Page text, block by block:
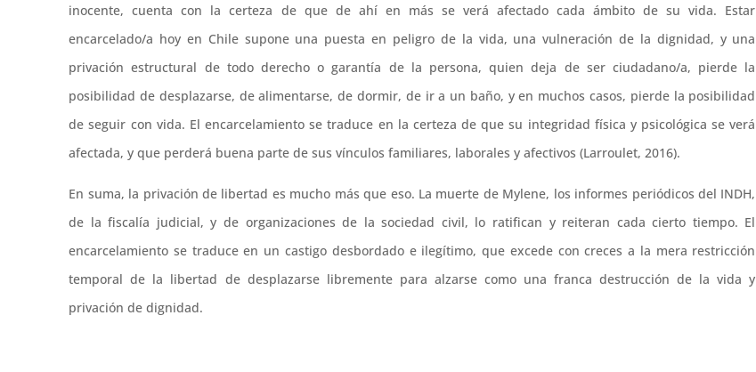
inocente, cuenta con la certeza de que de ahí en más se verá afectado cada ámbito de su vida. Estar
encarcelado/a hoy en Chile supone una puesta en peligro de la vida, una vulneración de la dignidad, y una
privación estructural de todo derecho o garantía de la persona, quien deja de ser ciudadano/a, pierde la
posibilidad de desplazarse, de alimentarse, de dormir, de ir a un baño, y en muchos casos, pierde la posibilidad
de seguir con vida. El encarcelamiento se traduce en la certeza de que su integridad física y psicológica se verá
afectada, y que perderá buena parte de sus vínculos familiares, laborales y afectivos (Larroulet, 2016).
En suma, la privación de libertad es mucho más que eso. La muerte de Mylene, los informes periódicos del INDH,
de la fiscalía judicial, y de organizaciones de la sociedad civil, lo ratifican y reiteran cada cierto tiempo. El
encarcelamiento se traduce en un castigo desbordado e ilegítimo, que excede con creces a la mera restricción
temporal de la libertad de desplazarse libremente para alzarse como una franca destrucción de la vida y
privación de dignidad.